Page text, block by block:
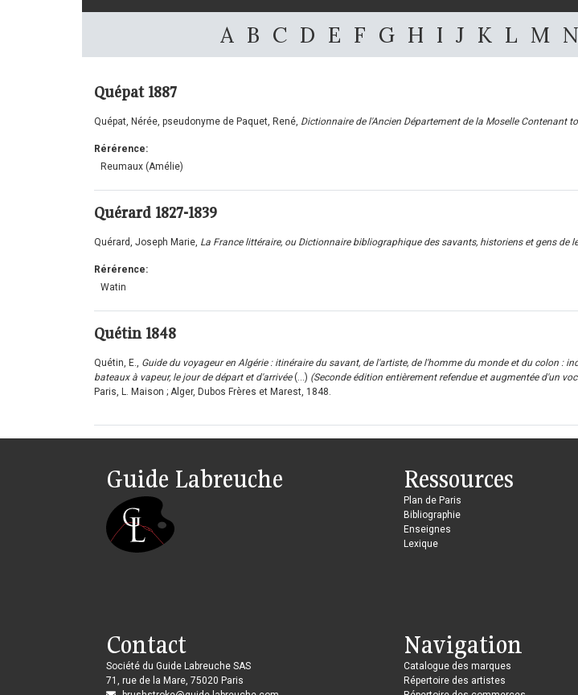
A B C D E F G H I J K L M N
Quépat1887
Quépat, Nérée, pseudonyme de Paquet, René, Dictionnaire de l'Ancien Département de la Moselle Contenant
Rérérence:
Reumaux (Amélie)
Quérard 1827-1839
Quérard, Joseph Marie, La France littéraire, ou Dictionnaire bibliographique des savants, historiens et gens de
Rérérence:
Watin
Quétin1848
Quétin, E., Guide du voyageur en Algérie : itinéraire du savant, de l'artiste, de l'homme du monde et du colon :
bateaux à vapeur, le jour de départ et d'arrivée (...) (Seconde édition entièrement refendue et augmentée d'un
Paris, L. Maison ; Alger, Dubos Frères et Marest, 1848.
Guide Labreuche Ressources
Plan de Paris
Bibliographie
Enseignes
Lexique
Contact
Société du Guide Labreuche SAS
71, rue de la Mare, 75020 Paris
Navigation
Catalogue des marques
Répertoire des artistes